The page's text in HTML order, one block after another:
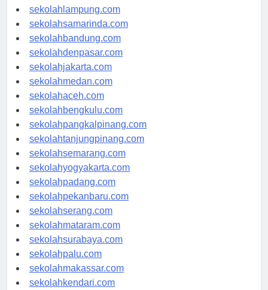
sekolahpalembang.com
sekolahlampung.com
sekolahsamarinda.com
sekolahbandung.com
sekolahdenpasar.com
sekolahjakarta.com
sekolahmedan.com
sekolahaceh.com
sekolahbengkulu.com
sekolahpangkalpinang.com
sekolahtanjungpinang.com
sekolahsemarang.com
sekolahyogyakarta.com
sekolahpadang.com
sekolahpekanbaru.com
sekolahserang.com
sekolahmataram.com
sekolahsurabaya.com
sekolahpalu.com
sekolahmakassar.com